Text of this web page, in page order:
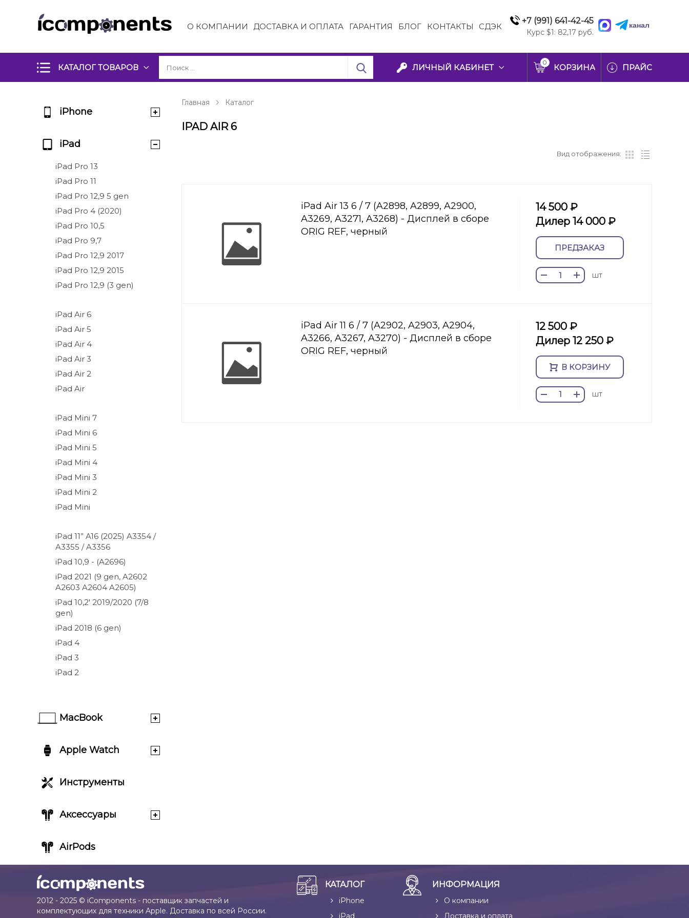
О КОМПАНИИ ДОСТАВКА И ОПЛАТА ГАРАНТИЯ БЛОГ КОНТАКТЫ СДЭК
+7 (991) 641-42-45
Курс $1: 82,17 руб.
канал
КАТАЛОГ ТОВАРОВ ЛИЧНЫЙ КАБИНЕТ
0
КОРЗИНА ПРАЙС
iPhone
iPad
iPad Pro 13
iPad Pro 11
iPad Pro 12,9 5 gen
iPad Pro 4 (2020)
iPad Pro 10,5
iPad Pro 9,7
iPad Pro 12,9 2017
iPad Pro 12,9 2015
iPad Pro 12,9 (3 gen)
iPad Air 6
iPad Air 5
iPad Air 4
iPad Air 3
iPad Air 2
iPad Air
iPad Mini 7
iPad Mini 6
iPad Mini 5
iPad Mini 4
iPad Mini 3
iPad Mini 2
iPad Mini
iPad 11” A16 (2025) A3354 /
A3355 / A3356
iPad 10,9 - (A2696)
iPad 2021 (9 gen, A2602
A2603 A2604 A2605)
iPad 10,2' 2019/2020 (7/8
gen)
iPad 2018 (6 gen)
iPad 4
iPad 3
iPad 2
MacBook
Apple Watch
Инструменты
Аксессуары
AirPods
Главная Каталог
IPAD AIR 6
Вид отображения:
iPad Air 13 6 / 7 (A2898, A2899, A2900,
A3269, A3271, A3268) - Дисплей в сборе
ORIG REF, черный
14 500 ₽
Дилер 14 000 ₽
ПРЕДЗАКАЗ
шт
iPad Air 11 6 / 7 (A2902, A2903, A2904,
A3266, A3267, A3270) - Дисплей в сборе
ORIG REF, черный
12 500 ₽
Дилер 12 250 ₽
В КОРЗИНУ
шт
2012 - 2025 © iComponents - поставщик запчастей и
комплектующих для техники Apple. Доставка по всей России.
КАТАЛОГ
iPhone
iPad
ИНФОРМАЦИЯ
О компании
Доставка и оплата